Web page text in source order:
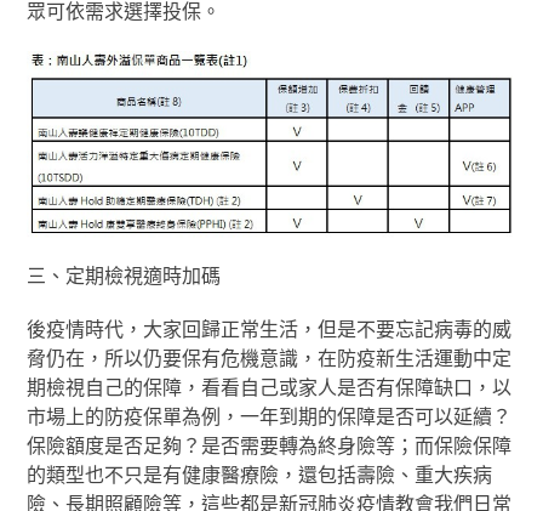
眾可依需求選擇投保。
三、定期檢視適時加碼
後疫情時代，大家回歸正常生活，但是不要忘記病毒的威
脅仍在，所以仍要保有危機意識，在防疫新生活運動中定
期檢視自己的保障，看看自己或家人是否有保障缺口，以
市場上的防疫保單為例，一年到期的保障是否可以延續？
保險額度是否足夠？是否需要轉為終身險等；而保險保障
的類型也不只是有健康醫療險，還包括壽險、重大疾病
險、長期照顧險等，這些都是新冠肺炎疫情教會我們日常